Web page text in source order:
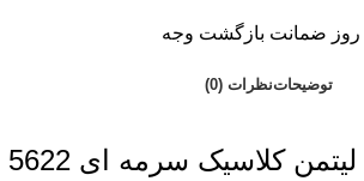
توضیحاتنظرات (0)
گوشی پزشکی لیتمن کلاسیک سرمه ای 5622